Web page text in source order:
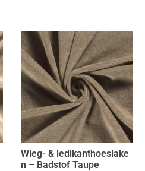
Wieg- & ledikanthoeslake
n – Badstof Taupe